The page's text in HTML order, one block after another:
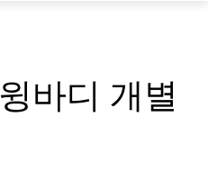
바디 개별